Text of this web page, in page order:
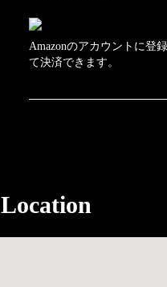
Amazonのアカウントに登
て決済できます。
Location